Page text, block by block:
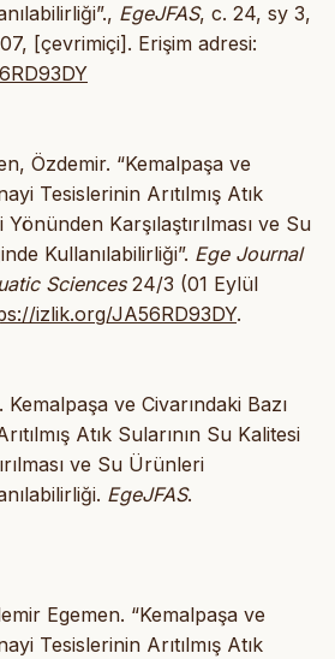
EgeJFAS, c. 24, sy 3,
[çevrimiçi]. Erişim adresi:
Özdemir. “Kemalpaşa ve
Tesislerinin Arıtılmış Atık
Yönünden Karşılaştırılması ve Su
Kullanılabilirliği”. Ege Journal
Sciences24/3 (01 Eylül
izlik.org/JA56RD93DY.
ve Civarındaki Bazı
Atık Sularının Su Kalitesi
ve Su Ürünleri
EgeJFAS.
Egemen. “Kemalpaşa ve
Tesislerinin Arıtılmış Atık